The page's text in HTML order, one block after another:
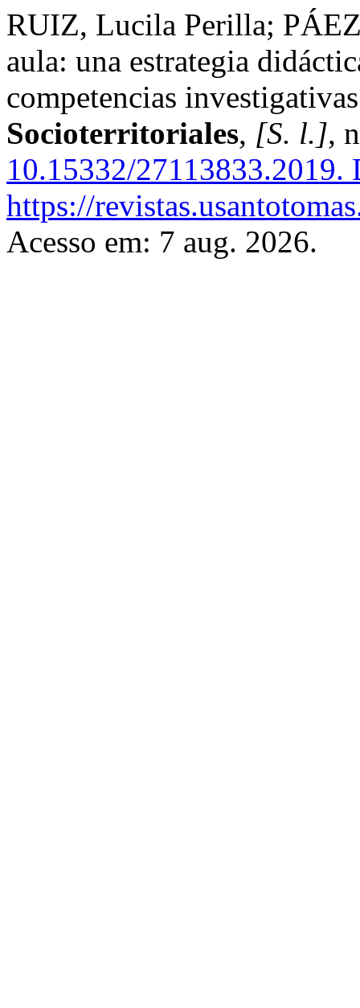
RUIZ, Lucila Perilla;
aula: una estrategia
competencias
Socioterritoriales, [S. l.],
10.15332/27113833.2019.
https://
Acesso em: 7 aug. 2026.